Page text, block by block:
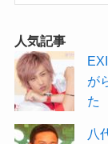
人気記事
が
た
八